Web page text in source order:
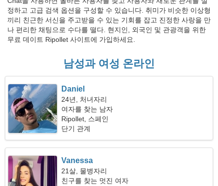
정하고 고급 검색 옵션을 구성할 수 있습니다. 취미가 비슷한 이상형
끼리 친근한 서신을 주고받을 수 있는 기회를 잡고 진정한 사랑을 만
나 편리한 채팅으로 수다를 떨다. 현지인, 외국인 및 관광객을 위한
무료 데이트 Ripollet 사이트에 가입하세요.
남성과 여성 온라인
Daniel
24년, 처녀자리
여자를 찾는 남자
Ripollet, 스페인
단기 관계
Vanessa
21살, 물병자리
친구를 찾는 멋진 여자